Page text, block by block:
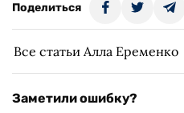
Поделиться
Все статьи Алла Еременко
Заметили ошибку?